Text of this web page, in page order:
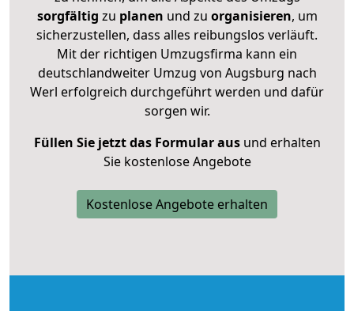
sorgfältig zu planen und zu organisieren, um
sicherzustellen, dass alles reibungslos verläuft.
Mit der richtigen Umzugsfirma kann ein
deutschlandweiter Umzug von Augsburg nach
Werl erfolgreich durchgeführt werden und dafür
sorgen wir.
Füllen Sie jetzt das Formular ausund erhalten
Sie kostenlose Angebote
Kostenlose Angebote erhalten